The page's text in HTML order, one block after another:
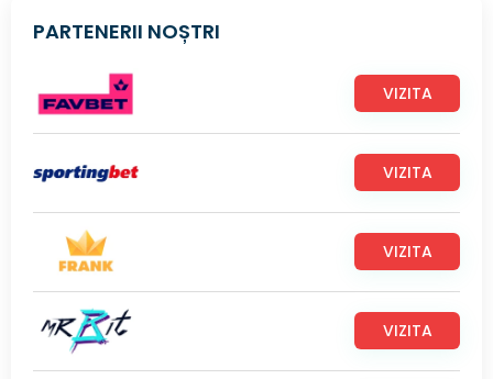
PARTENERII NOȘTRI
VIZITA
VIZITA
VIZITA
VIZITA